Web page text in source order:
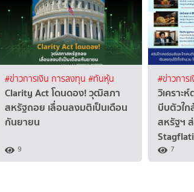
#ข่าวการเงิน การลงทุน #ทันหุ้น
Clarity Act โดนดอง! วุฒิสภา
สหรัฐถอย เลื่อนลงมติเป็นเดือน
กันยายน
9
#ข่าวการ
วิเคราะ
บีบตัวใก
สหรัฐฯ
7